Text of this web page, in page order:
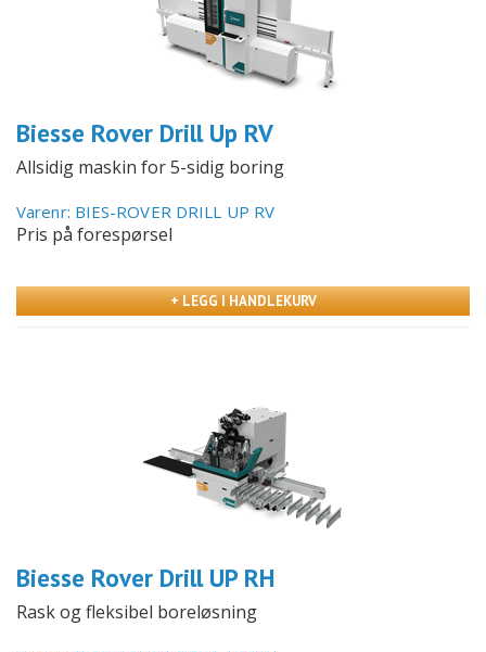
Biesse Rover Drill Up RV
Allsidig maskin for 5-sidig boring
Varenr: BIES-ROVER DRILL UP RV
Pris på forespørsel
+ LEGG I HANDLEKURV
Biesse Rover Drill UP RH
Rask og fleksibel boreløsning